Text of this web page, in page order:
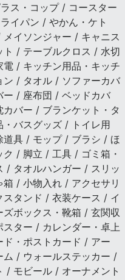
ス・コップ / コースター
イパン / やかん・ケト
イソンジャー / キャニス
/ テーブルクロス / 水切
/ キッチン用品・キッチ
ン / タオル / ソファーカバ
/ 座布団 / ベッドカバ
バー / ブランケット・タ
バスグッズ / トイレ用
道具 / モップ / ブラシ / ほ
/ 脚立 / 工具 / ゴミ箱・
/ タオルハンガー / スリッ
/ 小物入れ / アクセサリ
タンド / 衣装ケース / イ
ボックス・靴箱 / 玄関収
ター / カレンダー・卓上
・ポストカード / アー
ム / ウォールステッカー /
/ モビール / オーナメント